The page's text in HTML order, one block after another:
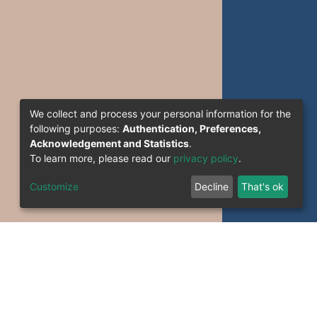
We collect and process your personal information for the
following purposes: Authentication, Preferences,
Acknowledgement and Statistics.
To learn more, please read our privacy policy.
Customize Decline That's ok